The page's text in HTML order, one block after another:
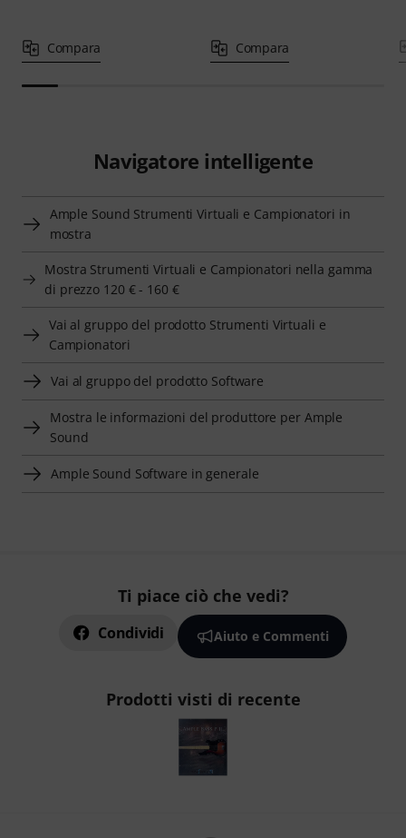
Compara Compara
Navigatore intelligente
Ample Sound Strumenti Virtuali e Campionatori in
mostra
Mostra Strumenti Virtuali e Campionatori nella gamma
di prezzo 120 € - 160 €
Vai al gruppo del prodotto Strumenti Virtuali e
Campionatori
Vai al gruppo del prodotto Software
Mostra le informazioni del produttore per Ample
Sound
Ample Sound Software in generale
Ti piace ciò che vedi?
Condividi Aiuto e Commenti
Prodotti visti di recente